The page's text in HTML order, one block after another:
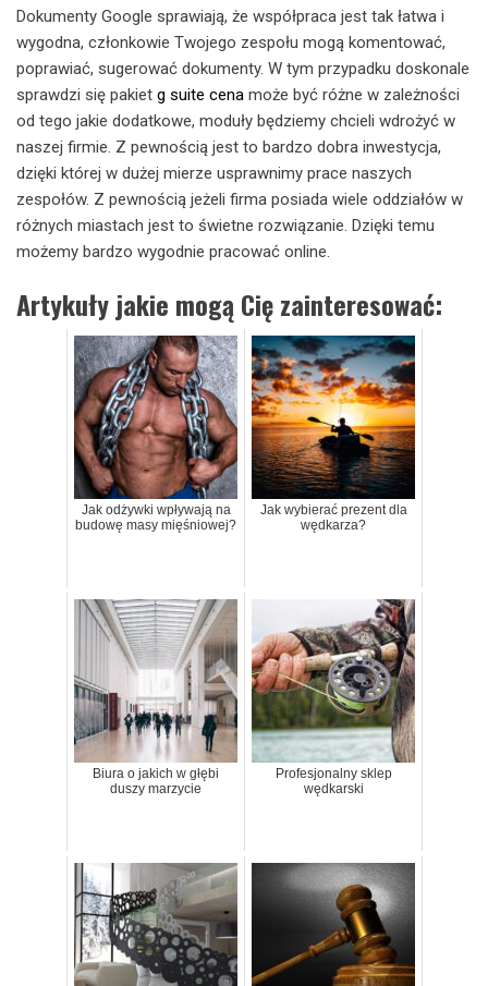
Dokumenty Google sprawiają, że współpraca jest tak łatwa i
wygodna, członkowie Twojego zespołu mogą komentować,
poprawiać, sugerować dokumenty. W tym przypadku doskonale
sprawdzi się pakiet g suite cena może być różne w zależności
od tego jakie dodatkowe, moduły będziemy chcieli wdrożyć w
naszej firmie. Z pewnością jest to bardzo dobra inwestycja,
dzięki której w dużej mierze usprawnimy prace naszych
zespołów. Z pewnością jeżeli firma posiada wiele oddziałów w
różnych miastach jest to świetne rozwiązanie. Dzięki temu
możemy bardzo wygodnie pracować online.
Artykuły jakie mogą Cię zainteresować:
Jak odżywki wpływają na
budowę masy mięśniowej?
Jak wybierać prezent dla
wędkarza?
Biura o jakich w głębi
duszy marzycie
Profesjonalny sklep
wędkarski